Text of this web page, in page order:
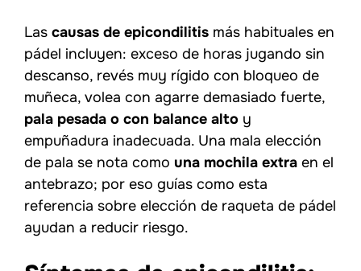
Las causas de epicondilitis más habituales en
pádel incluyen: exceso de horas jugando sin
descanso, revés muy rígido con bloqueo de
muñeca, volea con agarre demasiado fuerte,
pala pesada o con balance alto y
empuñadura inadecuada. Una mala elección
de pala se nota como una mochila extra en el
antebrazo; por eso guías como esta
referencia sobre elección de raqueta de pádel
ayudan a reducir riesgo.